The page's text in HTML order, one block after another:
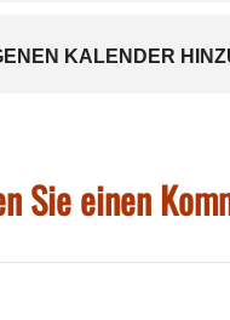
KALENDER
Sie einen